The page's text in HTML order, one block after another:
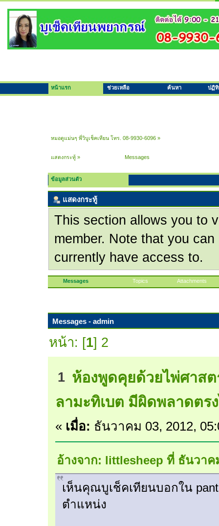
หน้าแรก ช่วยเหลือ ค้นหา ปฏิ
หมอดูแม่นๆ พี่วิบูเช็คเทียน โทร. 08-9930-6096 »
แสดงกระทู้ » Messages
ข้อมูลส่วนตัว
แสดงกระทู้
This section allows you to
member. Note that you
currently have access to.
Messages Topics Attachments
Messages - admin
หน้า: [1] 2
1 ห้องพูดคุยด้วยไพ่ศาสต
ลามะทิเบต มีผิดพลาดตร
« เมื่อ: ธันวาคม 03, 2012,
อ้างจาก: littlesheep ที่ ธันวาค
เห็นคุณบูเช็คเทียนบอกใน
ตำแหน่ง